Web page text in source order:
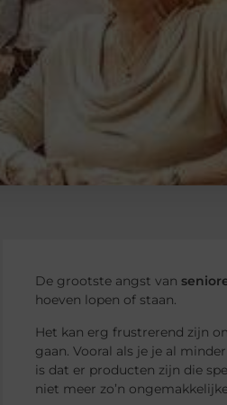
De grootste angst van
hoeven lopen of staan.
Het kan erg frustrerend zijn
gaan. Vooral als je je al
is dat er producten zijn die
niet meer zo’n